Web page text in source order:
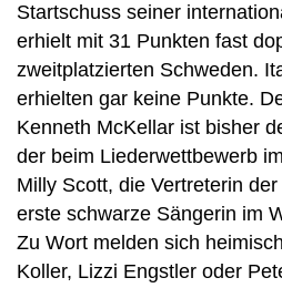
Startschuss seiner
erhielt mit 31 Punkten fast
zweitplatzierten Schweden.
erhielten gar keine Punkte.
Kenneth McKellar ist bisher
der beim Liederwettbewerb
Milly Scott, die Vertreterin
erste schwarze Sängerin im
Zu Wort melden sich
Koller, Lizzi Engstler oder